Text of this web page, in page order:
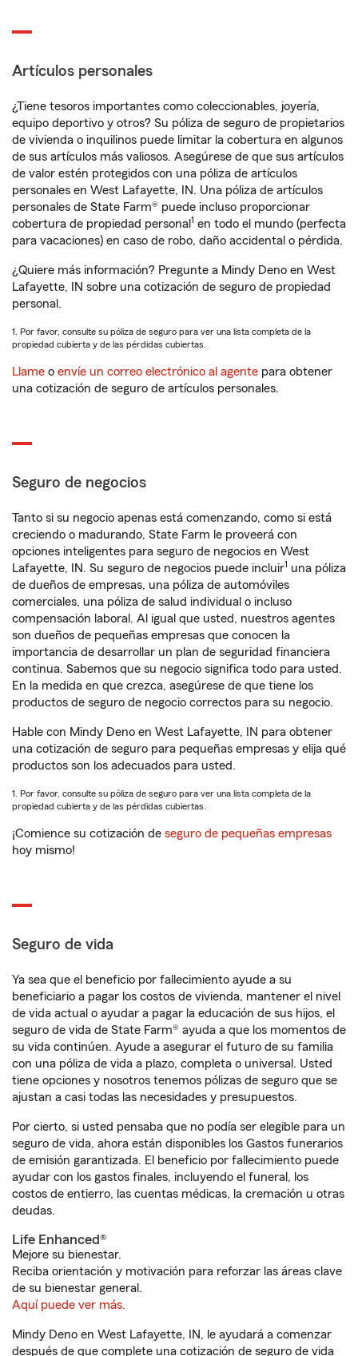
Artículos personales
¿Tiene tesoros importantes como coleccionables, joyería,
equipo deportivo y otros? Su póliza de seguro de propietarios
de vivienda o inquilinos puede limitar la cobertura en algunos
de sus artículos más valiosos. Asegúrese de que sus artículos
de valor estén protegidos con una póliza de artículos
personales en West Lafayette, IN. Una póliza de artículos
personales de State Farm® puede incluso proporcionar
cobertura de propiedad personal 1 en todo el mundo (perfecta
para vacaciones) en caso de robo, daño accidental o pérdida.
¿Quiere más información? Pregunte a Mindy Deno en West
Lafayette, IN sobre una cotización de seguro de propiedad
personal.
1. Por favor, consulte su póliza de seguro para ver una lista completa de la
propiedad cubierta y de las pérdidas cubiertas.
Llame o envíe un correo electrónico al agente para obtener
una cotización de seguro de artículos personales.
Seguro de negocios
Tanto si su negocio apenas está comenzando, como si está
creciendo o madurando, State Farm le proveerá con
opciones inteligentes para seguro de negocios en West
Lafayette, IN. Su seguro de negocios puede incluir1 una póliza
de dueños de empresas, una póliza de automóviles
comerciales, una póliza de salud individual o incluso
compensación laboral. Al igual que usted, nuestros agentes
son dueños de pequeñas empresas que conocen la
importancia de desarrollar un plan de seguridad financiera
continua. Sabemos que su negocio significa todo para usted.
En la medida en que crezca, asegúrese de que tiene los
productos de seguro de negocio correctos para su negocio.
Hable con Mindy Deno en West Lafayette, IN para obtener
una cotización de seguro para pequeñas empresas y elija qué
productos son los adecuados para usted.
1. Por favor, consulte su póliza de seguro para ver una lista completa de la
propiedad cubierta y de las pérdidas cubiertas.
¡Comience su cotización de seguro de pequeñas empresas
hoy mismo!
Seguro de vida
Ya sea que el beneficio por fallecimiento ayude a su
beneficiario a pagar los costos de vivienda, mantener el nivel
de vida actual o ayudar a pagar la educación de sus hijos, el
seguro de vida de State Farm® ayuda a que los momentos de
su vida continúen. Ayude a asegurar el futuro de su familia
con una póliza de vida a plazo, completa o universal. Usted
tiene opciones y nosotros tenemos pólizas de seguro que se
ajustan a casi todas las necesidades y presupuestos.
Por cierto, si usted pensaba que no podía ser elegible para un
seguro de vida, ahora están disponibles los Gastos funerarios
de emisión garantizada. El beneficio por fallecimiento puede
ayudar con los gastos finales, incluyendo el funeral, los
costos de entierro, las cuentas médicas, la cremación u otras
deudas.
Life Enhanced®
Mejore su bienestar.
Reciba orientación y motivación para reforzar las áreas clave
de su bienestar general.
Aquí puede ver más.
Mindy Deno en West Lafayette, IN, le ayudará a comenzar
después de que complete una cotización de seguro de vida